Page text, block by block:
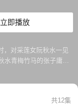
立即播放
，对采莲女阮秋水一见
青梅竹马的张子庸是
爱情火花，不料变故横
家。而后他与阮秋水一
共12集